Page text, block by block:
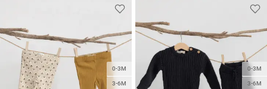
0-3M
3-6M
0-3M
3-6M